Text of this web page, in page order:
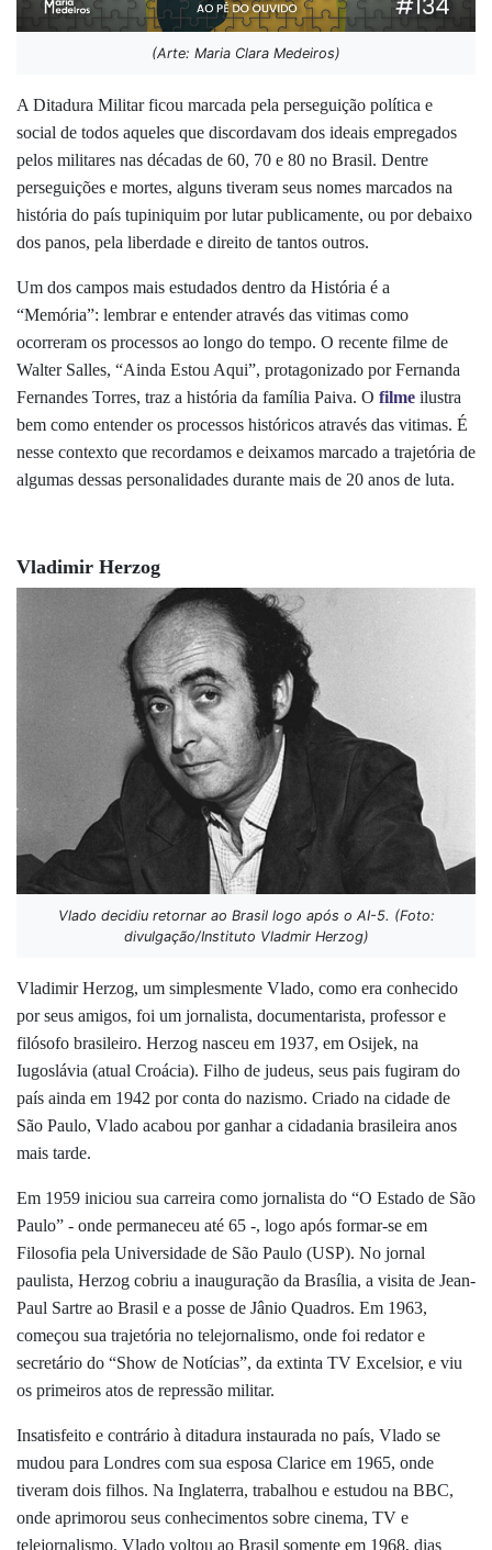
(Arte: Maria Clara Medeiros)
A Ditadura Militar ficou marcada pela perseguição política e
social de todos aqueles que discordavam dos ideais empregados
pelos militares nas décadas de 60, 70 e 80 no Brasil. Dentre
perseguições e mortes, alguns tiveram seus nomes marcados na
história do país tupiniquim por lutar publicamente, ou por debaixo
dos panos, pela liberdade e direito de tantos outros.
Um dos campos mais estudados dentro da História é a
“Memória”: lembrar e entender através das vitimas como
ocorreram os processos ao longo do tempo. O recente filme de
Walter Salles, “Ainda Estou Aqui”, protagonizado por Fernanda
Fernandes Torres, traz a história da família Paiva. O filme ilustra
bem como entender os processos históricos através das vitimas. É
nesse contexto que recordamos e deixamos marcado a trajetória de
algumas dessas personalidades durante mais de 20 anos de luta.
Vladimir Herzog
Vlado decidiu retornar ao Brasil logo após o AI-5. (Foto:
divulgação/Instituto Vladmir Herzog)
Vladimir Herzog, um simplesmente Vlado, como era conhecido
por seus amigos, foi um jornalista, documentarista, professor e
filósofo brasileiro. Herzog nasceu em 1937, em Osijek, na
Iugoslávia (atual Croácia). Filho de judeus, seus pais fugiram do
país ainda em 1942 por conta do nazismo. Criado na cidade de
São Paulo, Vlado acabou por ganhar a cidadania brasileira anos
mais tarde.
Em 1959 iniciou sua carreira como jornalista do “O Estado de São
Paulo” - onde permaneceu até 65 -, logo após formar-se em
Filosofia pela Universidade de São Paulo (USP). No jornal
paulista, Herzog cobriu a inauguração da Brasília, a visita de Jean-
Paul Sartre ao Brasil e a posse de Jânio Quadros. Em 1963,
começou sua trajetória no telejornalismo, onde foi redator e
secretário do “Show de Notícias”, da extinta TV Excelsior, e viu
os primeiros atos de repressão militar.
Insatisfeito e contrário à ditadura instaurada no país, Vlado se
mudou para Londres com sua esposa Clarice em 1965, onde
tiveram dois filhos. Na Inglaterra, trabalhou e estudou na BBC,
onde aprimorou seus conhecimentos sobre cinema, TV e
telejornalismo. Vlado voltou ao Brasil somente em 1968, dias